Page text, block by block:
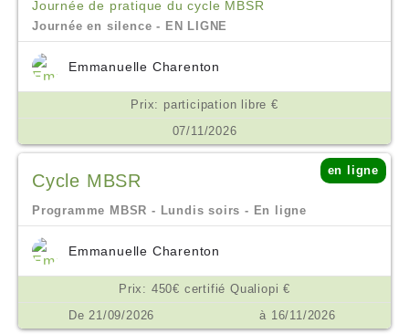
Journée de pratique du cycle MBSR
Journée en silence - EN LIGNE
Emmanuelle Charenton
Prix: participation libre €
07/11/2026
Cycle MBSR
en ligne
Programme MBSR - Lundis soirs - En ligne
Emmanuelle Charenton
Prix: 450€ certifié Qualiopi €
De 21/09/2026
à 16/11/2026